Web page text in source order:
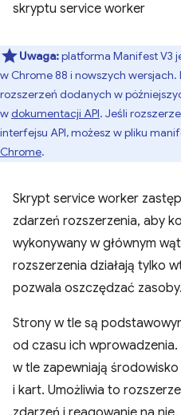
skryptu service worker
Uwaga:platforma Manifest V3
w Chrome 88 i nowszych
rozszerzeń dodanych w
wdokumentacji API. Jeśli
interfejsu API, możesz w pliku
Chrome.
Skrypt service worker
zdarzeń rozszerzenia, aby
wykonywany w głównym
rozszerzenia działają tylko
pozwala oszczędzać zasoby.
Strony w tle są
od czasu ich
w tle zapewniają
i kart. Umożliwia to